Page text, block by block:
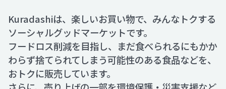
Kuradashiは、楽しいお買い物で、みんなトクする
ソーシャルグッドマーケットです。
フードロス削減を目指し、まだ食べられるにもかか
わらず捨てられてしまう可能性のある食品などを、
おトクに販売しています。